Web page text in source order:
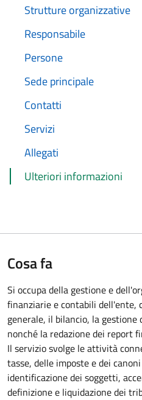
Strutture organizzative
Responsabile
Persone
Sede principale
Contatti
Servizi
Allegati
Ulteriori informazioni
Cosa fa
Si occupa della gestione e
finanziarie e contabili dell'ente,
generale, il bilancio, la gestione
nonché la redazione dei report
Il servizio svolge le attività
tasse, delle imposte e dei
identificazione dei soggetti,
definizione e liquidazione dei